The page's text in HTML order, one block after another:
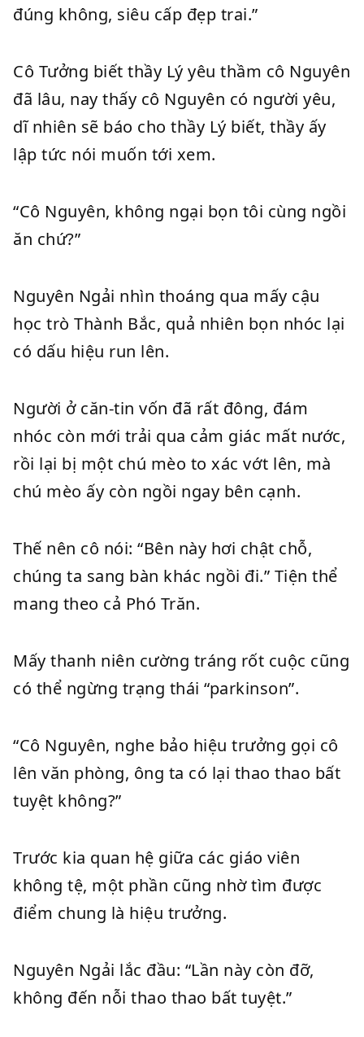
đúng không, siêu cấp đẹp trai.”
Cô Tưởng biết thầy Lý yêu thầm cô Nguyên
đã lâu, nay thấy cô Nguyên có người yêu,
dĩ nhiên sẽ báo cho thầy Lý biết, thầy ấy
lập tức nói muốn tới xem.
“Cô Nguyên, không ngại bọn tôi cùng ngồi
ăn chứ?”
Nguyên Ngải nhìn thoáng qua mấy cậu
học trò Thành Bắc, quả nhiên bọn nhóc lại
có dấu hiệu run lên.
Người ở căn-tin vốn đã rất đông, đám
nhóc còn mới trải qua cảm giác mất nước,
rồi lại bị một chú mèo to xác vớt lên, mà
chú mèo ấy còn ngồi ngay bên cạnh.
Thế nên cô nói: “Bên này hơi chật chỗ,
chúng ta sang bàn khác ngồi đi.” Tiện thể
mang theo cả Phó Trăn.
Mấy thanh niên cường tráng rốt cuộc cũng
có thể ngừng trạng thái “parkinson”.
“Cô Nguyên, nghe bảo hiệu trưởng gọi cô
lên văn phòng, ông ta có lại thao thao bất
tuyệt không?”
Trước kia quan hệ giữa các giáo viên
không tệ, một phần cũng nhờ tìm được
điểm chung là hiệu trưởng.
Nguyên Ngải lắc đầu: “Lần này còn đỡ,
không đến nỗi thao thao bất tuyệt.”